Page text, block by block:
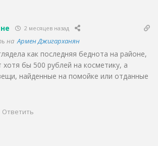
2 месяцев назад
наАрмен Джигарханян
как последняя беднота на районе,
хотя бы 500 рублей на косметику, а
найденные на помойке или отданные
Ответить